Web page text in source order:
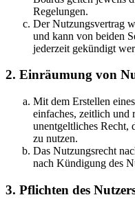
Regelungen.
Der Nutzungsvertrag
und kann von beiden
jederzeit gekündigt
2. Einräumung von
Mit dem Erstellen
einfaches, zeitlich und
unentgeltliches Recht,
zu nutzen.
Das Nutzungsrecht
nach Kündigung des
3. Pflichten des